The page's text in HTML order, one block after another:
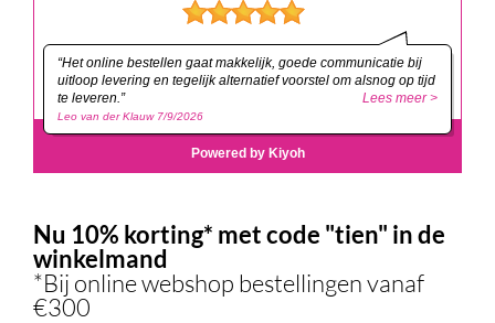
Nu 10% korting* met code "tien" in de
winkelmand
*Bij online webshop bestellingen vanaf
€300